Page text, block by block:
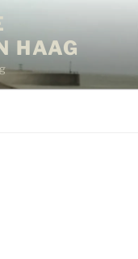
HAAG